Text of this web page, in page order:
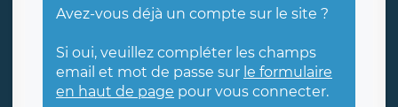
Avez-vous déjà un compte sur le site ?
Si oui, veuillez compléter les champs
email et mot de passe sur le formulaire
en haut de page pour vous connecter.